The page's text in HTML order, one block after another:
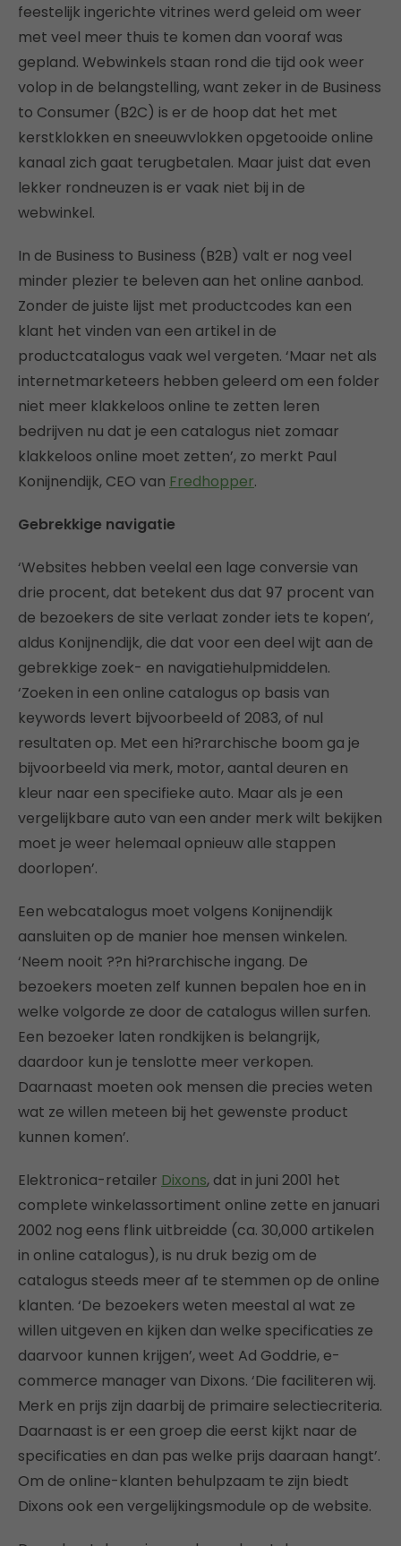
feestelijk ingerichte vitrines werd geleid om weer
met veel meer thuis te komen dan vooraf was
gepland. Webwinkels staan rond die tijd ook weer
volop in de belangstelling, want zeker in de Business
to Consumer (B2C) is er de hoop dat het met
kerstklokken en sneeuwvlokken opgetooide online
kanaal zich gaat terugbetalen. Maar juist dat even
lekker rondneuzen is er vaak niet bij in de
webwinkel.
In de Business to Business (B2B) valt er nog veel
minder plezier te beleven aan het online aanbod.
Zonder de juiste lijst met productcodes kan een
klant het vinden van een artikel in de
productcatalogus vaak wel vergeten. ‘Maar net als
internetmarketeers hebben geleerd om een folder
niet meer klakkeloos online te zetten leren
bedrijven nu dat je een catalogus niet zomaar
klakkeloos online moet zetten’, zo merkt Paul
Konijnendijk, CEO van Fredhopper.
Gebrekkige navigatie
‘Websites hebben veelal een lage conversie van
drie procent, dat betekent dus dat 97 procent van
de bezoekers de site verlaat zonder iets te kopen’,
aldus Konijnendijk, die dat voor een deel wijt aan de
gebrekkige zoek- en navigatiehulpmiddelen.
‘Zoeken in een online catalogus op basis van
keywords levert bijvoorbeeld of 2083, of nul
resultaten op. Met een hi?rarchische boom ga je
bijvoorbeeld via merk, motor, aantal deuren en
kleur naar een specifieke auto. Maar als je een
vergelijkbare auto van een ander merk wilt bekijken
moet je weer helemaal opnieuw alle stappen
doorlopen’.
Een webcatalogus moet volgens Konijnendijk
aansluiten op de manier hoe mensen winkelen.
‘Neem nooit ??n hi?rarchische ingang. De
bezoekers moeten zelf kunnen bepalen hoe en in
welke volgorde ze door de catalogus willen surfen.
Een bezoeker laten rondkijken is belangrijk,
daardoor kun je tenslotte meer verkopen.
Daarnaast moeten ook mensen die precies weten
wat ze willen meteen bij het gewenste product
kunnen komen’.
Elektronica-retailer Dixons, dat in juni 2001 het
complete winkelassortiment online zette en januari
2002 nog eens flink uitbreidde (ca. 30,000 artikelen
in online catalogus), is nu druk bezig om de
catalogus steeds meer af te stemmen op de online
klanten. ‘De bezoekers weten meestal al wat ze
willen uitgeven en kijken dan welke specificaties ze
daarvoor kunnen krijgen’, weet Ad Goddrie, e-
commerce manager van Dixons. ‘Die faciliteren wij.
Merk en prijs zijn daarbij de primaire selectiecriteria.
Daarnaast is er een groep die eerst kijkt naar de
specificaties en dan pas welke prijs daaraan hangt’.
Om de online-klanten behulpzaam te zijn biedt
Dixons ook een vergelijkingsmodule op de website.